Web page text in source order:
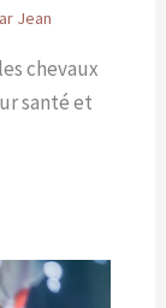
Jean
chevaux
santé et